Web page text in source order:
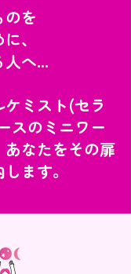
を
、
へ...
ミスト(セラ
スのミニワー
あなたをその扉
ます。